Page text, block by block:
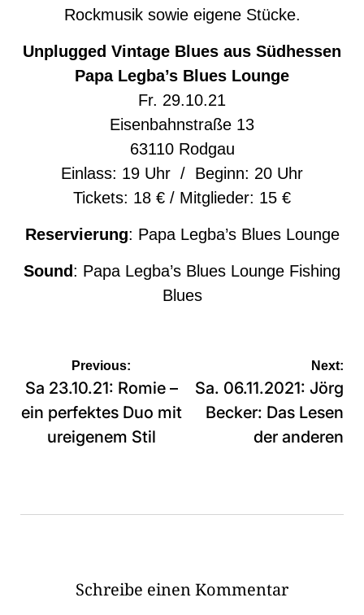
Rockmusik sowie eigene Stücke.
Unplugged Vintage Blues aus Südhessen
Papa Legba’s Blues Lounge
Fr. 29.10.21
Eisenbahnstraße 13
63110 Rodgau
Einlass: 19 Uhr / Beginn: 20 Uhr
Tickets: 18 € / Mitglieder: 15 €
Reservierung: Papa Legba’s Blues Lounge
Sound: Papa Legba’s Blues Lounge Fishing
Blues
Beitragsnavigation
Previous:
Sa 23.10.21: Romie –
ein perfektes Duo mit
ureigenem Stil
Next:
Sa. 06.11.2021: Jörg
Becker: Das Lesen
der anderen
Schreibe einen Kommentar